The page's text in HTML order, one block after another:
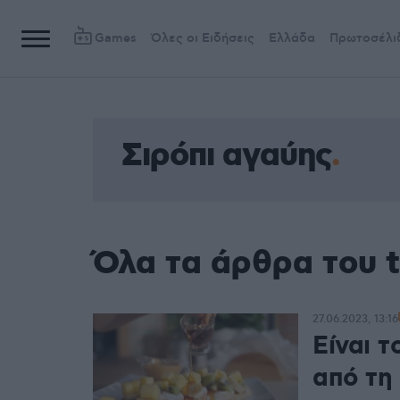
Games Όλες οι Ειδήσεις Ελλάδα
Σιρόπι αγαύης
Όλα τα άρθρα του
Είναι
από τη
27.06.2023, 13:16